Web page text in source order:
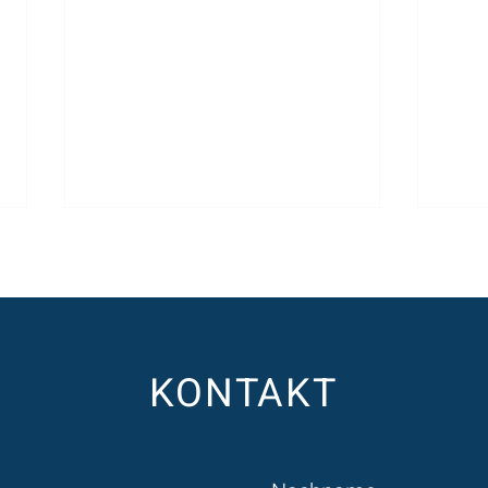
KONTAKT